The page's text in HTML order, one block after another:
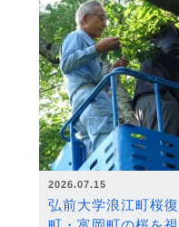
2026.07.15
弘前大学浪江町桜